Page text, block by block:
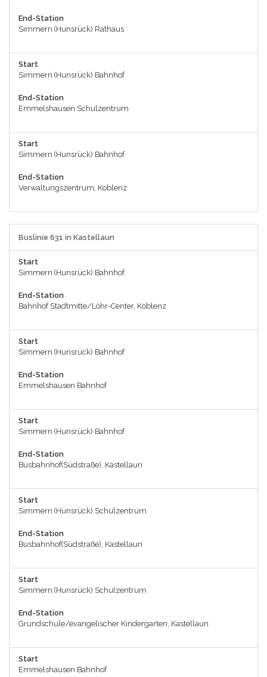
End-Station
Simmern (Hunsrück) Rathaus
Start
Simmern (Hunsrück) Bahnhof
End-Station
Emmelshausen Schulzentrum
Start
Simmern (Hunsrück) Bahnhof
End-Station
Verwaltungszentrum, Koblenz
Buslinie 631 in Kastellaun
Start
Simmern (Hunsrück) Bahnhof
End-Station
Bahnhof Stadtmitte/Löhr-Center, Koblenz
Start
Simmern (Hunsrück) Bahnhof
End-Station
Emmelshausen Bahnhof
Start
Simmern (Hunsrück) Bahnhof
End-Station
Busbahnhof(Südstraße), Kastellaun
Start
Simmern (Hunsrück) Schulzentrum
End-Station
Busbahnhof(Südstraße), Kastellaun
Start
Simmern (Hunsrück) Schulzentrum
End-Station
Grundschule/evangelischer Kindergarten, Kastellaun
Start
Emmelshausen Bahnhof